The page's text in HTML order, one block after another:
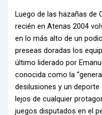
Luego de las hazañas de
recién en Atenas 2004
en lo más alto de un
preseas doradas los
último liderado por
conocida como la
desilusiones y un
lejos de cualquier
juegos disputados en el